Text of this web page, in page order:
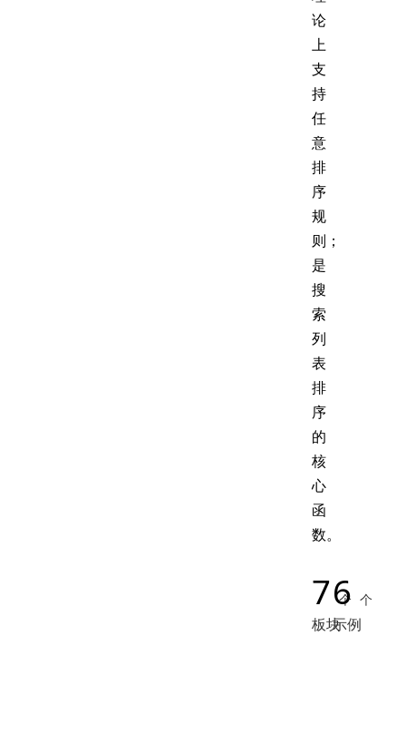
论
上
支
持
任
意
排
序
规
则；
是
搜
索
列
表
排
序
的
核
心
函
数。
7 个
板块
6 个
示例